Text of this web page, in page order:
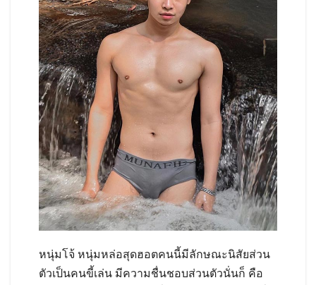
หนุ่มโจ้ หนุ่มหล่อสุดฮอตคนนี้มีลักษณะนิสัยส่วน
ตัวเป็นคนขี้เล่น มีความชื่นชอบส่วนตัวนั่นก็ คือ